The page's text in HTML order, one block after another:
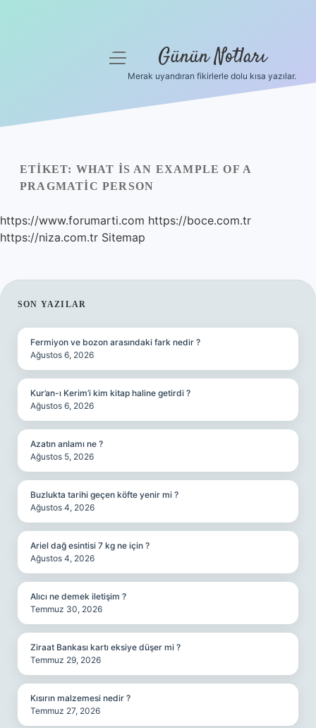
Yasal Uyarı
menüyü
Günün Notları
Merak uyandıran fikirlerle dolu kısa yazılar.
ETIKET: WHAT IS AN EXAMPLE OF A
PRAGMATIC PERSON
https://www.forumarti.com https://boce.com.tr
https://niza.com.tr Sitemap
SIDEBAR
SON YAZILAR
Fermiyon ve bozon arasındaki fark nedir ?
Ağustos 6, 2026
Kur’an-ı Kerim’i kim kitap haline getirdi ?
Ağustos 6, 2026
Azatın anlamı ne ?
Ağustos 5, 2026
Buzlukta tarihi geçen köfte yenir mi ?
Ağustos 4, 2026
Ariel dağ esintisi 7 kg ne için ?
Ağustos 4, 2026
Alıcı ne demek iletişim ?
Temmuz 30, 2026
Ziraat Bankası kartı eksiye düşer mi ?
Temmuz 29, 2026
Kısırın malzemesi nedir ?
Temmuz 27, 2026